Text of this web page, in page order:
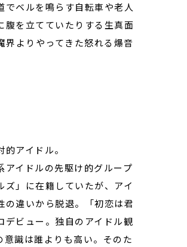
でベルを鳴らす自転車や老人
腹を立てていたりする生真面
よりやってきた怒れる爆音
アイドル。
アイドルの先駆け的グループ
ズ」に在籍していたが、アイ
の違いから脱退。「初恋は君
デビュー。独自のアイドル観
意識は誰よりも高い。そのた